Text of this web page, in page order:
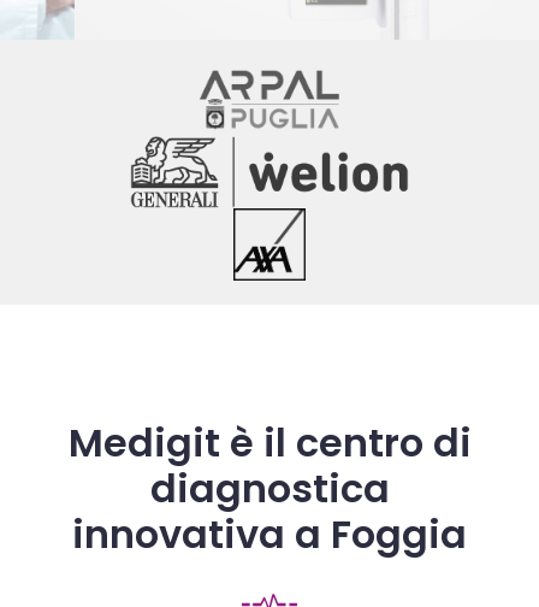
Medigit è il centro di
diagnostica
innovativa a Foggia